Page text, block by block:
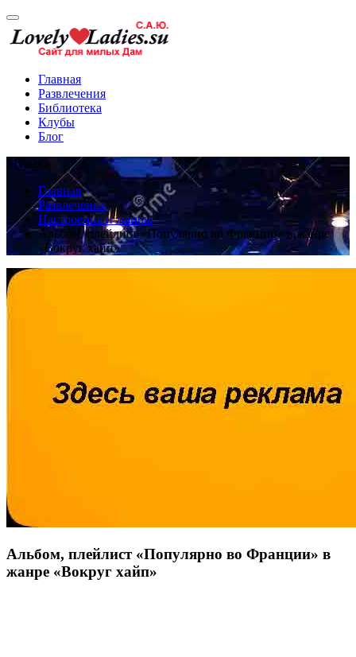
Главная
Развлечения
Библиотека
Клубы
Блог
Музыка
Главная
Развлечения
Настроения и жанры
Альбом, плейлист «Популярно во Франции» в жанре
«Вокруг хайп»
Альбом, плейлист «Популярно во Франции» в
жанре «Вокруг хайп»